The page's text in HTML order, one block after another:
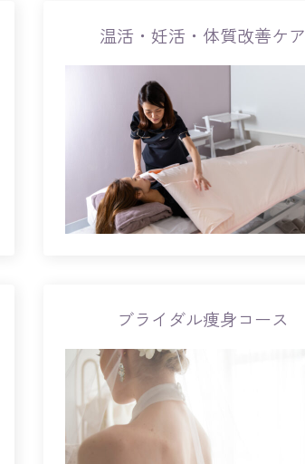
温活・妊活・体質改善ケア
ブライダル痩身コース